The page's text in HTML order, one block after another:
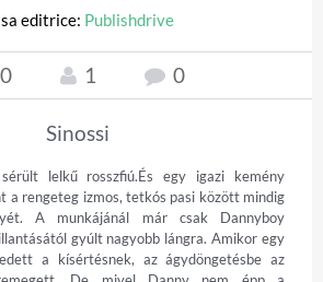
editrice: Publishdrive
0 1 0
Sinossi
lelkű rosszfiú.És egy igazi kemény
a rengeteg izmos, tetkós pasi között mindig
A munkájánál már csak Dannyboy
gyúlt nagyobb lángra. Amikor egy
a kísértésnek, az ágydöngetésbe az